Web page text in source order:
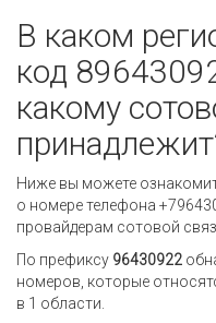
В каком
код
какому
Ниже вы можете
о номере телефона
провайдерам сотовой
По префиксу 96430922
номеров, которые
в 1 области.